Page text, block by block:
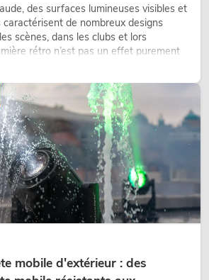
des surfaces lumineuses visibles et
de nombreux designs
scènes, dans les clubs et lors
rétro n’est pas un effet purement
outil de conception utilisé de manière
les configurations LED techniques plus
mobile d'extérieur : des